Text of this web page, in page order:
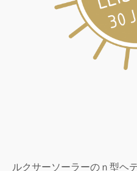
ルクサーソーラーのｎ型ヘ